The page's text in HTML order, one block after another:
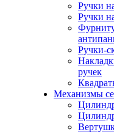
Ручки
Ручки
Ручки-
ручек
Механизмы